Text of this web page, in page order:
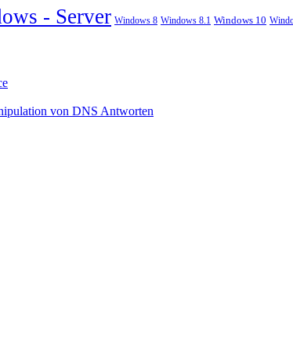
- Server Windows 8 Windows 8.1 Windows 10
von DNS Antworten